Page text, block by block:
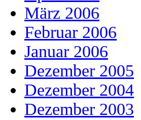
März 2006
Februar 2006
Januar 2006
Dezember 2005
Dezember 2004
Dezember 2003